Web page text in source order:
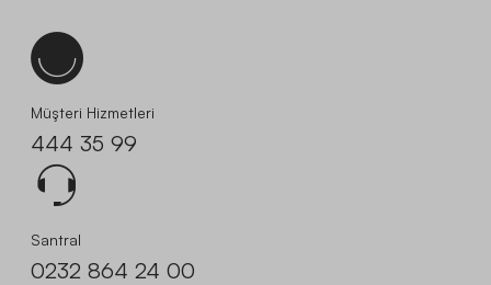
Müşteri Hizmetleri
444 35 99
Santral
0232 864 24 00